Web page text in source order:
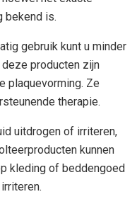
bekend is.
gebruik kunt u minder
producten zijn
plaquevorming. Ze
therapie.
uitdrogen of irriteren,
kunnen
kleding of beddengoed